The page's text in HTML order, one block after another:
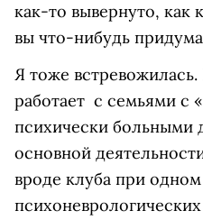
как-то вывернуто, как
вы что-нибудь
Я тоже
работает с семьями с
психически больными
основной
вроде клуба при